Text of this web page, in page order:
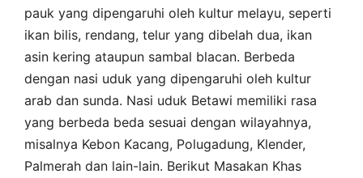
pauk yang dipengaruhi oleh kultur melayu, seperti
ikan bilis, rendang, telur yang dibelah dua, ikan
asin kering ataupun sambal blacan. Berbeda
dengan nasi uduk yang dipengaruhi oleh kultur
arab dan sunda. Nasi uduk Betawi memiliki rasa
yang berbeda beda sesuai dengan wilayahnya,
misalnya Kebon Kacang, Polugadung, Klender,
Palmerah dan lain-lain. Berikut Masakan Khas